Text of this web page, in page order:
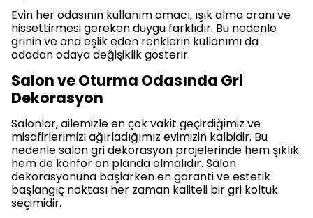
Evin her odasının kullanım amacı, ışık alma oranı ve
hissettirmesi gereken duygu farklıdır. Bu nedenle
grinin ve ona eşlik eden renklerin kullanımı da
odadan odaya değişiklik gösterir.
Salon ve Oturma Odasında Gri
Dekorasyon
Salonlar, ailemizle en çok vakit geçirdiğimiz ve
misafirlerimizi ağırladığımız evimizin kalbidir. Bu
nedenle salon gri dekorasyon projelerinde hem şıklık
hem de konfor ön planda olmalıdır. Salon
dekorasyonuna başlarken en garanti ve estetik
başlangıç noktası her zaman kaliteli bir gri koltuk
seçimidir.